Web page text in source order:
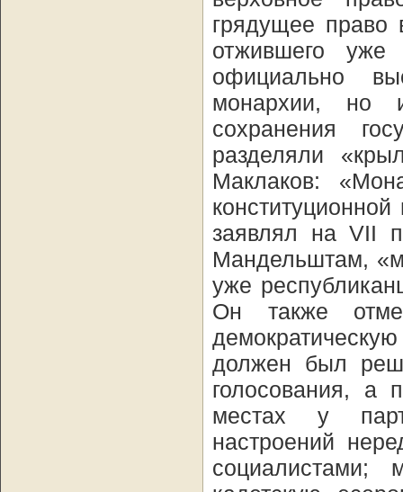
грядущее право
отжившего уже
официально
монархии, но
сохранения
разделяли
Маклаков:
заявлял на VII
Мандельштам,
уже
Он также
должен был
голосования, а
местах у
настроений
социалистами;